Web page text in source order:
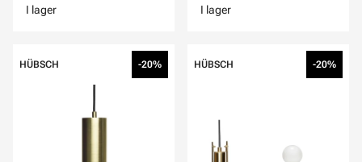
I lager
I lager
HÜBSCH -20% HÜBSCH -20%